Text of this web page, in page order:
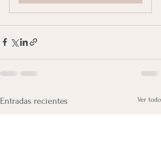
Entradas recientes Ver todo